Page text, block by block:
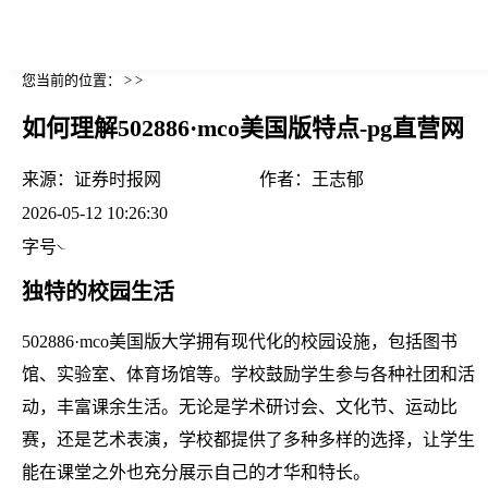
您当前的位置： > >
如何理解502886·mco美国版特点-pg直营网
来源： 证券时报网 作者：
王志郁
2026-05-12 10:26:30
字号
独特的校园生活
502886·mco美国版大学拥有现代化的校园设施，包括图书
馆、实验室、体育场馆等。学校鼓励学生参与各种社团和活
动，丰富课余生活。无论是学术研讨会、文化节、运动比
赛，还是艺术表演，学校都提供了多种多样的选择，让学生
能在课堂之外也充分展示自己的才华和特长。